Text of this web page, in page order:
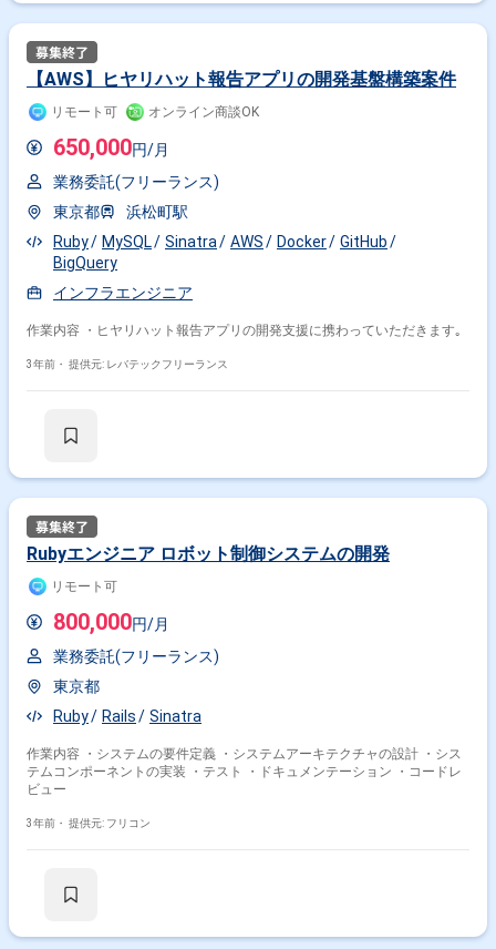
【AWS】ヒヤリハット報告アプリの開発基盤構築案件
リモート可 オンライン商談OK
650,000円/月
業務委託(フリーランス)
東京都
浜松町駅
Ruby
MySQL Sinatra AWS Docker
GitHub
BigQuery
インフラエンジニア
作業内容 ・ヒヤリハット報告アプリの開発支援に携わっていただきます｡
3年前・ 提供元: レバテックフリーランス
Rubyエンジニア ロボット制御システムの開発
リモート可
800,000円/月
業務委託(フリーランス)
東京都
Ruby
Rails Sinatra
作業内容 ・システムの要件定義 ・システムアーキテクチャの設計 ・シス
テムコンポーネントの実装 ・テスト ・ドキュメンテーション ・コードレ
ビュー
3年前・ 提供元: フリコン